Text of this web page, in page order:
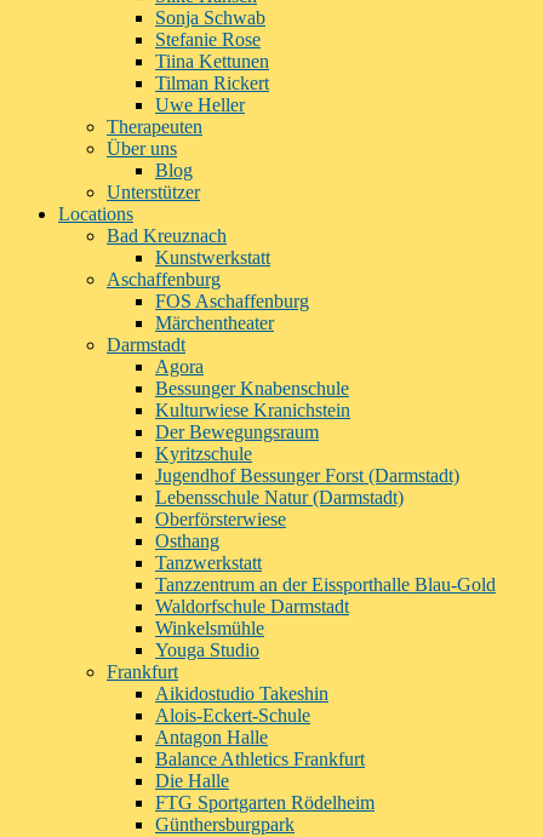
Sonja Schwab
Stefanie Rose
Tiina Kettunen
Tilman Rickert
Uwe Heller
Therapeuten
Über uns
Blog
Unterstützer
Locations
Bad Kreuznach
Kunstwerkstatt
Aschaffenburg
FOS Aschaffenburg
Märchentheater
Darmstadt
Agora
Bessunger Knabenschule
Kulturwiese Kranichstein
Der Bewegungsraum
Kyritzschule
Jugendhof Bessunger Forst (Darmstadt)
Lebensschule Natur (Darmstadt)
Oberförsterwiese
Osthang
Tanzwerkstatt
Tanzzentrum an der Eissporthalle Blau-Gold
Waldorfschule Darmstadt
Winkelsmühle
Youga Studio
Frankfurt
Aikidostudio Takeshin
Alois-Eckert-Schule
Antagon Halle
Balance Athletics Frankfurt
Die Halle
FTG Sportgarten Rödelheim
Günthersburgpark